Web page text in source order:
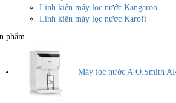
Linh kiện máy lọc nước Kangaroo
Linh kiện máy lọc nước Karofi
phẩm
Máy lọc nước A.O.Smith